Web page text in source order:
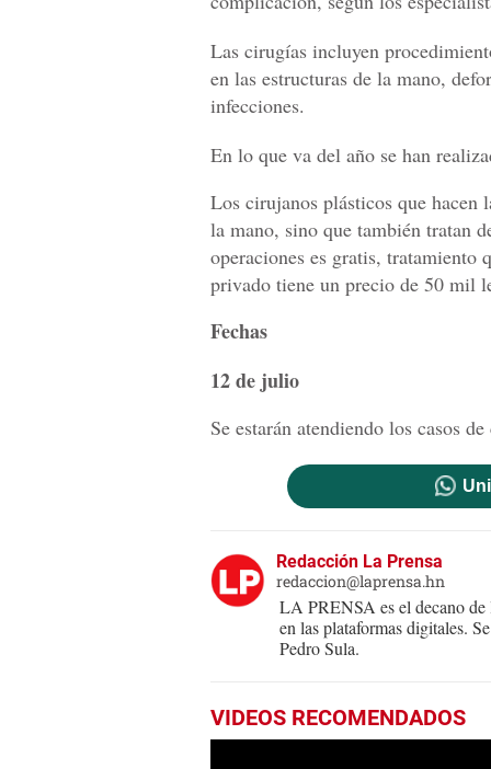
Las cirugías incluyen
en las estructuras de la mano,
infecciones.
En lo que va del año se han
Los cirujanos plásticos que hacen
la mano, sino que también tratan
operaciones es gratis, tratamiento
privado tiene un precio de 50 mil
Fechas
12 de julio
Se estarán atendiendo los casos
Redacción La Prensa
redaccion@laprensa.hn
LA PRENSA es el decano de
en las plataformas digitales.
Pedro Sula.
VIDEOS RECOMENDADOS